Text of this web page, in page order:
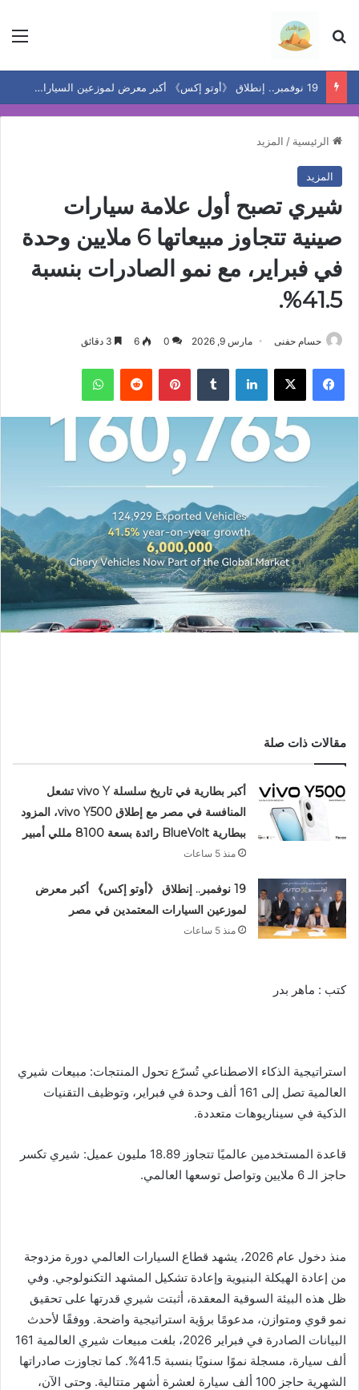
بحث عن
19 نوفمبر.. إنطلاق 《أوتو إكس》 أكبر معرض لموزعين السيارات المعتمدين في مصر
الرئيسية / المزيد
المزيد
شيري تصبح أول علامة سيارات
صينية تتجاوز مبيعاتها 6 ملايين وحدة
في فبراير، مع نمو الصادرات بنسبة
41.5%.
حسام حفنى مارس 9, 2026 0
6
فيسبوك ‫X لينكدإن بينتيريست واتساب
مقالات ذات صلة
أكبر بطارية في تاريخ سلسلة vivo Y تشعل
المنافسة في مصر مع إطلاق vivo Y500، المزود
ببطارية BlueVolt رائدة بسعة 8100 مللي أمبير
منذ 5 ساعات
19 نوفمبر.. إنطلاق 《أوتو إكس》 أكبر معرض
لموزعين السيارات المعتمدين في مصر
منذ 5 ساعات
كتب : ماهر بدر
استراتيجية الذكاء الاصطناعي تُسرّع تحول المنتجات: مبيعات شيري
العالمية تصل إلى 161 ألف وحدة في فبراير، وتوظيف التقنيات
الذكية في سيناريوهات متعددة.
قاعدة المستخدمين عالميًا تتجاوز 18.89 مليون عميل: شيري تكسر
حاجز الـ 6 ملايين وتواصل توسعها العالمي.
منذ دخول عام 2026، يشهد قطاع السيارات العالمي دورة مزدوجة
من إعادة الهيكلة البنيوية وإعادة تشكيل المشهد التكنولوجي. وفي
ظل هذه البيئة السوقية المعقدة، أثبتت شيري قدرتها على تحقيق
نمو قوي ومتوازن، مدعومًا برؤية استراتيجية واضحة. ووفقًا لأحدث
البيانات الصادرة في فبراير 2026، بلغت مبيعات شيري العالمية 161
ألف سيارة، مسجلة نموًا سنويًا بنسبة 41.5%. كما تجاوزت صادراتها
الشهرية حاجز 100 ألف سيارة لعشرة أشهر متتالية. وحتى الآن،